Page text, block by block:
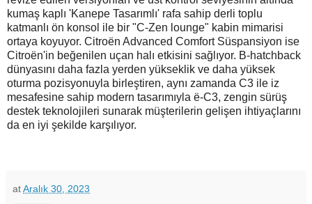
kumaş kaplı 'Kanepe Tasarımlı' rafa sahip derli toplu
katmanlı ön konsol ile bir "C-Zen lounge" kabin mimarisi
ortaya koyuyor. Citroën Advanced Comfort Süspansiyon ise
Citroën'in beğenilen uçan halı etkisini sağlıyor. B-hatchback
dünyasını daha fazla yerden yükseklik ve daha yüksek
oturma pozisyonuyla birleştiren, aynı zamanda C3 ile iz
mesafesine sahip modern tasarımıyla ë-C3, zengin sürüş
destek teknolojileri sunarak müşterilerin gelişen ihtiyaçlarını
da en iyi şekilde karşılıyor.
atAralık 30, 2023